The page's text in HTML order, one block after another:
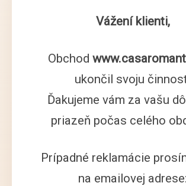
Vážení klienti,
Obchod
ukončil svoju
Ďakujeme vám za vašu
priazeň počas celého
Prípadné reklamácie
na emailovej adrese: